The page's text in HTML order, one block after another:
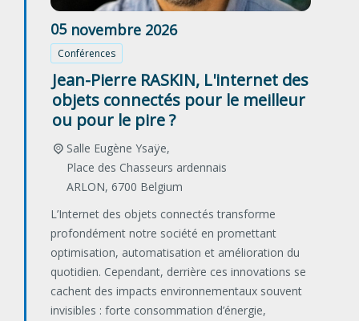
05 novembre 2026
Conférences
Jean-Pierre RASKIN, L'internet des
objets connectés pour le meilleur
ou pour le pire ?
Salle Eugène Ysaÿe,
Place des Chasseurs ardennais
ARLON, 6700 Belgium
L’Internet des objets connectés transforme
profondément notre société en promettant
optimisation, automatisation et amélioration du
quotidien. Cependant, derrière ces innovations se
cachent des impacts environnementaux souvent
invisibles : forte consommation d’énergie,